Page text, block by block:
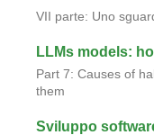
VII parte: Uno
LLMs models:
Part 7: Causes of
them
Sviluppo